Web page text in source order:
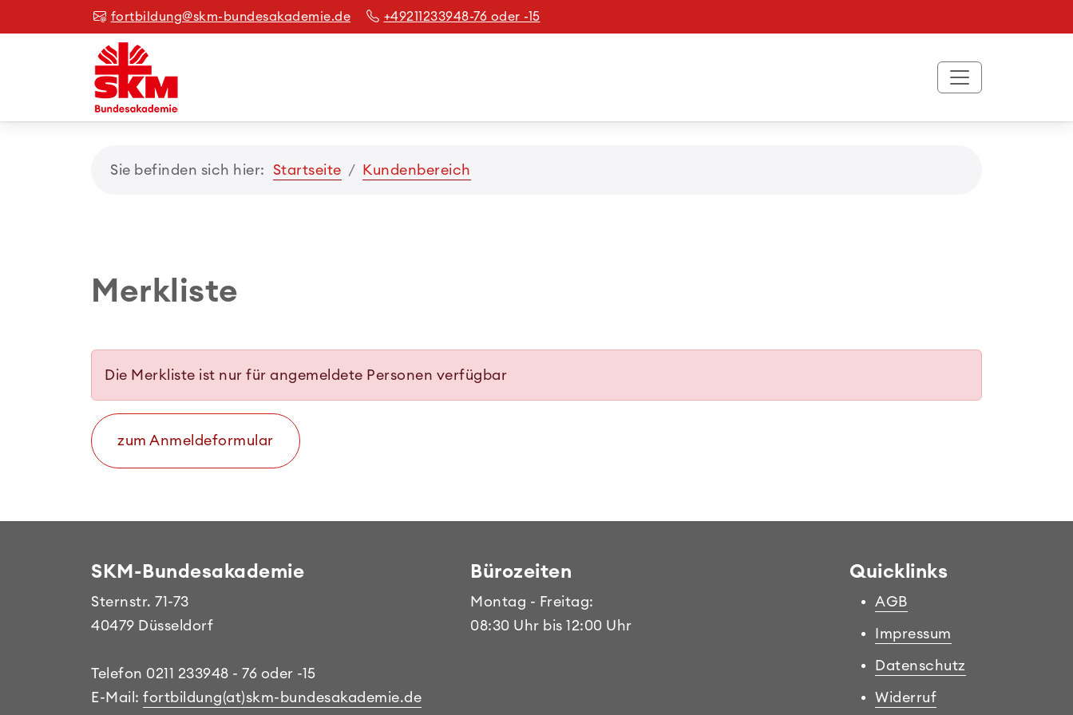
fortbildung@skm-bundesakademie.de +49211233948-76 oder -15
Sie befinden sich hier: Startseite Kundenbereich
Merkliste
Die Merkliste ist nur für angemeldete Personen verfügbar
zum Anmeldeformular
SKM-Bundesakademie
Sternstr. 71-73
40479 Düsseldorf
Telefon 0211 233948 - 76 oder -15
E-Mail: fortbildung(at)skm-bundesakademie.de
Bürozeiten
Montag - Freitag:
08:30 Uhr bis 12:00 Uhr
Quicklinks
AGB
Impressum
Datenschutz
Widerruf